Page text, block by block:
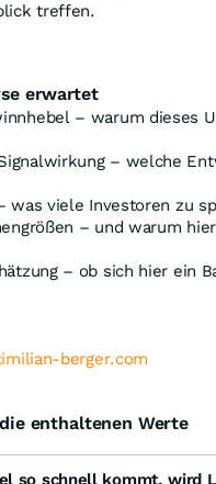
treffen.
erwartet
– warum dieses
– welche
was viele Investoren zu
– und warum
– ob sich hier ein
berger.com
enthaltenen Werte
so schnell kommt, wird